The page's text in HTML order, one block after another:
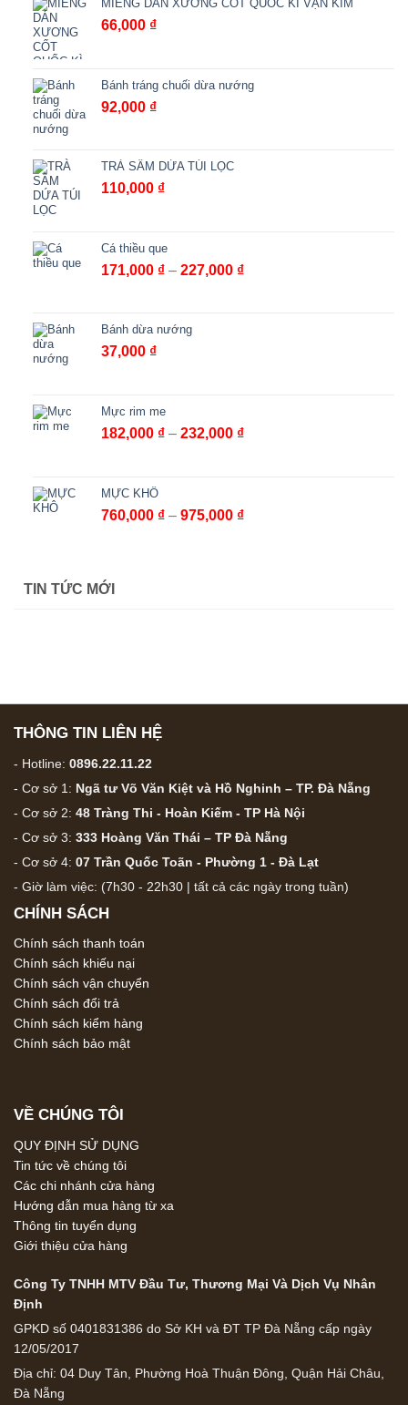
MIẾNG DÁN XƯƠNG CỐT QUỐC KÌ VẠN KIM
66,000 ₫
Bánh tráng chuối dừa nướng
92,000 ₫
TRÀ SÂM DỨA TÚI LỌC
110,000 ₫
Cá thiều que
171,000 ₫ – 227,000 ₫Khoảng
Bánh dừa nướng
37,000 ₫
Mực rim me
182,000 ₫ – 232,000 ₫Khoảng
đến
MỰC KHÔ
760,000 ₫ – 975,000 ₫Khoảng
TIN TỨC MỚI
THÔNG TIN LIÊN HỆ
- Hotline: 0896.22.11.22
- Cơ sở 1: Ngã tư Võ Văn Kiệt và Hồ Nghinh – TP. Đà Nẵng
- Cơ sở 2: 48 Tràng Thi - Hoàn Kiếm - TP Hà Nội
- Cơ sở 3: 333 Hoàng Văn Thái – TP Đà Nẵng
- Cơ sở 4: 07 Trần Quốc Toãn - Phường 1 - Đà Lạt
- Giờ làm việc: (7h30 - 22h30 | tất cả các ngày trong tuần)
CHÍNH SÁCH
Chính sách thanh toán
Chính sách khiếu nại
Chính sách vận chuyển
Chính sách đổi trả
Chính sách kiểm hàng
Chính sách bảo mật
VỀ CHÚNG TÔI
QUY ĐỊNH SỬ DỤNG
Tin tức về chúng tôi
Các chi nhánh cửa hàng
Hướng dẫn mua hàng từ xa
Thông tin tuyển dụng
Giới thiệu cửa hàng
Công Ty TNHH MTV Đầu Tư, Thương Mại Và Dịch Vụ Nhân
Định
GPKD số 0401831386 do Sở KH và ĐT TP Đà Nẵng cấp ngày
12/05/2017
Địa chỉ: 04 Duy Tân, Phường Hoà Thuận Đông, Quận Hải Châu,
Đà Nẵng